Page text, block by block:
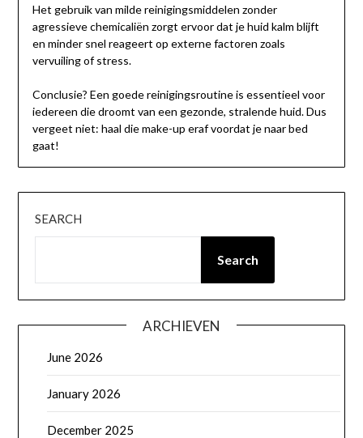
Het gebruik van milde reinigingsmiddelen zonder
agressieve chemicaliën zorgt ervoor dat je huid kalm blijft
en minder snel reageert op externe factoren zoals
vervuiling of stress.
Conclusie? Een goede reinigingsroutine is essentieel voor
iedereen die droomt van een gezonde, stralende huid. Dus
vergeet niet: haal die make-up eraf voordat je naar bed
gaat!
SEARCH
Search
ARCHIEVEN
June 2026
January 2026
December 2025